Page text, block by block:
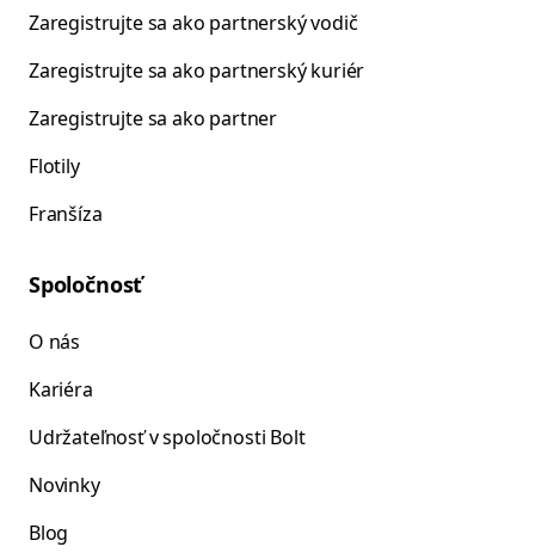
Zaregistrujte sa ako partnerský vodič
Zaregistrujte sa ako partnerský kuriér
Zaregistrujte sa ako partner
Flotily
Franšíza
Spoločnosť
O nás
Kariéra
Udržateľnosť v spoločnosti Bolt
Novinky
Blog